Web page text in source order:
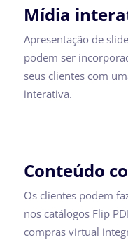
Mídia
Apresentação de
podem ser
seus clientes com
interativa.
Conteúdo
Os clientes podem
nos catálogos Flip
compras virtual